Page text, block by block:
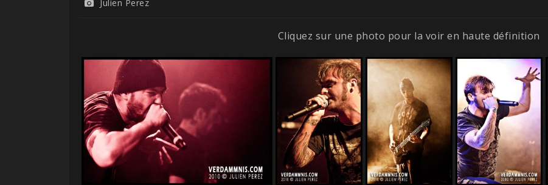
Julien Perez
Cliquez sur une photo pour la voir en haute définition